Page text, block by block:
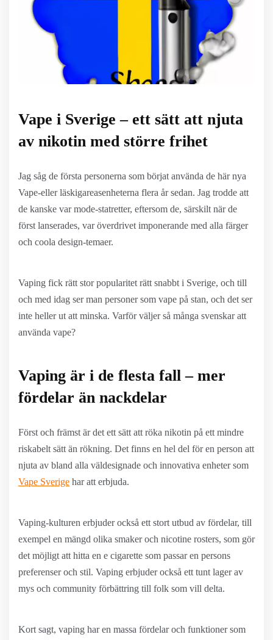
Vape i Sverige – ett sätt att njuta
av nikotin med större frihet
Jag såg de första personerna som börjat använda de här nya
Vape-eller läskigareasenheterna flera år sedan. Jag trodde att
de kanske var mode-statretter, eftersom de, särskilt när de
först lanserades, var överdrivet imponerande med alla färger
och coola design-temaer.
Vaping fick rätt stor popularitet rätt snabbt i Sverige, och till
och med idag ser man personer som vape på stan, och det ser
inte heller ut att minska. Varför väljer så många svenskar att
använda vape?
Vaping är i de flesta fall – mer
fördelar än nackdelar
Först och främst är det ett sätt att röka nikotin på ett mindre
riskabelt sätt än rökning. Det finns en hel del för en person att
njuta av bland alla väldesignade och innovativa enheter som
Vape Sverige har att erbjuda.
Vaping-kulturen erbjuder också ett stort utbud av fördelar, till
exempel en mängd olika smaker och nicotine rosters, som gör
det möjligt att hitta en e cigarette som passar en persons
preferenser och stil. Vaping erbjuder också ett tunt lager av
mys och community förbättring till folk som vill delta.
Kort sagt, vaping har en massa fördelar och funktioner som